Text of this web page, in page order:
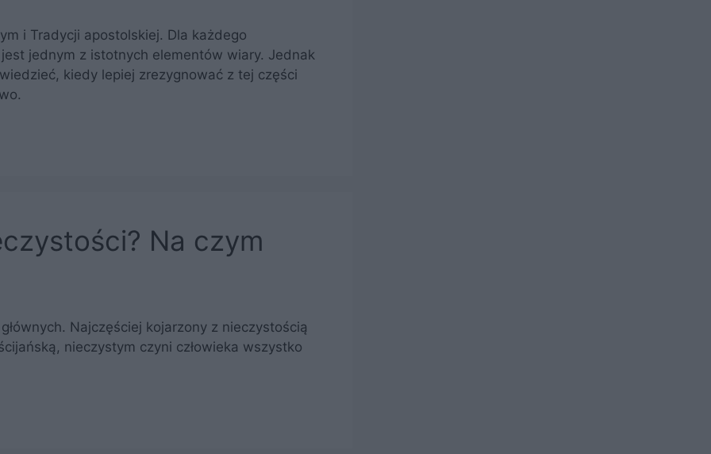
i Tradycji apostolskiej. Dla każdego
jednym z istotnych elementów wiary. Jednak
kiedy lepiej zrezygnować z tej części
Na czym
Najczęściej kojarzony z nieczystością
nieczystym czyni człowieka wszystko